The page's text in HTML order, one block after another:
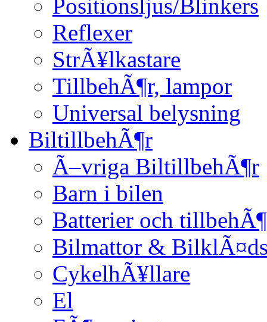
Positionsljus/Blinkers
Reflexer
StrÃ¥lkastare
TillbehÃ¶r, lampor
Universal belysning
BiltillbehÃ¶r
Ã–vriga BiltillbehÃ¶r
Barn i bilen
Batterier och
Bilmattor &
CykelhÃ¥llare
El